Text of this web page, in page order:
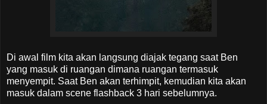
Di awal film kita akan langsung diajak tegang saat Ben
yang masuk di ruangan dimana ruangan termasuk
menyempit. Saat Ben akan terhimpit, kemudian kita akan
masuk dalam scene flashback 3 hari sebelumnya.